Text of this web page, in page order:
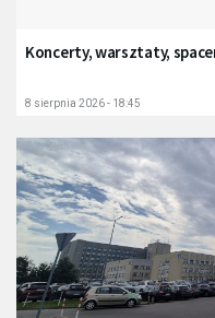
Koncerty, warsztaty,
8 sierpnia 2026 - 18:45